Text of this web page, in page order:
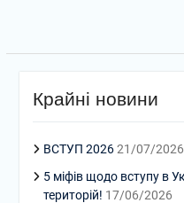
Крайні новини
ВСТУП 2026 21/07/2026
5 міфів щодо вступу в
територій! 17/06/2026